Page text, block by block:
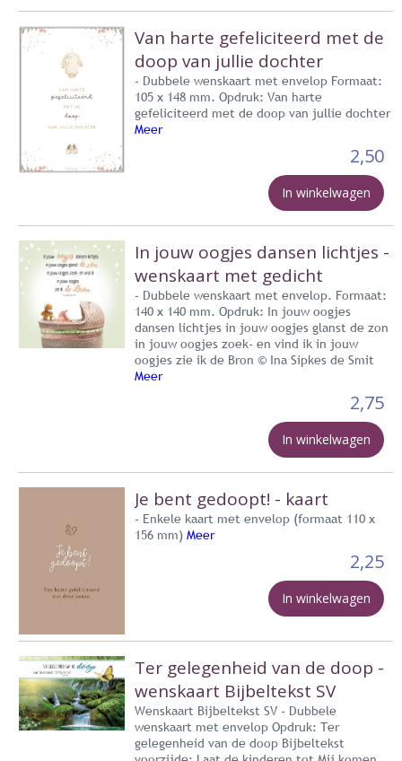
Van harte gefeliciteerd met de
doop van jullie dochter
- Dubbele wenskaart met envelop Formaat:
105 x 148 mm. Opdruk: Van harte
gefeliciteerd met de doop van jullie dochter
Meer
2,50
In winkelwagen
In jouw oogjes dansen lichtjes -
wenskaart met gedicht
- Dubbele wenskaart met envelop. Formaat:
140 x 140 mm. Opdruk: In jouw oogjes
dansen lichtjes in jouw oogjes glanst de zon
in jouw oogjes zoek- en vind ik in jouw
oogjes zie ik de Bron © Ina Sipkes de Smit
Meer
2,75
In winkelwagen
Je bent gedoopt! - kaart
- Enkele kaart met envelop (formaat 110 x
156 mm) Meer
2,25
In winkelwagen
Ter gelegenheid van de doop -
wenskaart Bijbeltekst SV
Wenskaart Bijbeltekst SV - Dubbele
wenskaart met envelop Opdruk: Ter
gelegenheid van de doop Bijbeltekst